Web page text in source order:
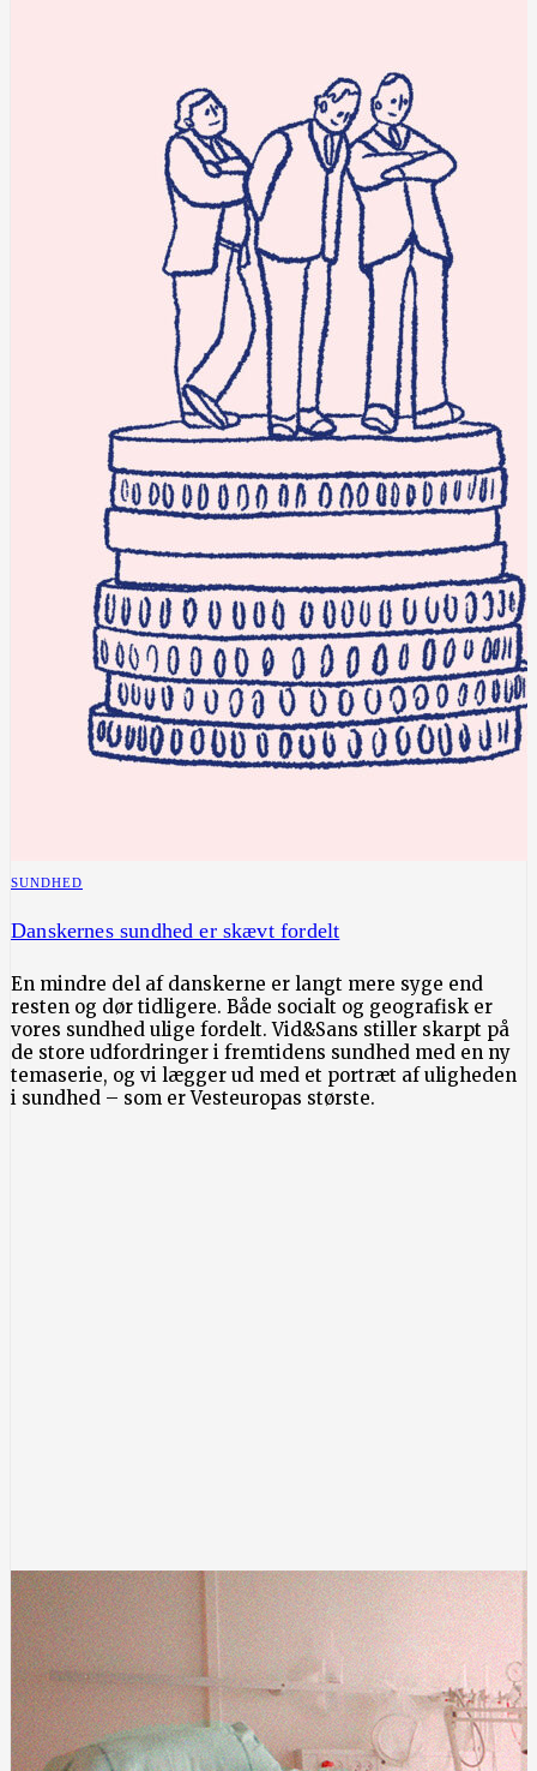
SUNDHED
Danskernes sundhed er skævt fordelt
En mindre del af danskerne er langt mere syge end
resten og dør tidligere. Både socialt og geografisk er
vores sundhed ulige fordelt. Vid&Sans stiller skarpt på
de store udfordringer i fremtidens sundhed med en ny
temaserie, og vi lægger ud med et portræt af uligheden
i sundhed – som er Vesteuropas største.